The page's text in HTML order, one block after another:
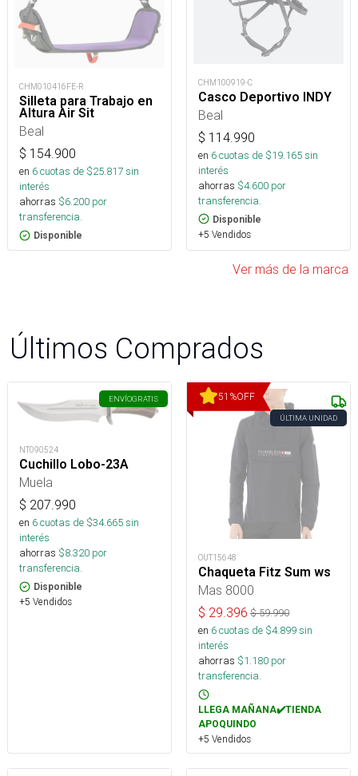
CHM010416FE-R
Silleta para Trabajo en
Altura Air Sit
Beal
$ 154.900
en 6cuotas de $25.817sin
interés
ahorras $6.200 por
transferencia.
Disponible
CHM100919-C
Casco Deportivo INDY
Beal
$ 114.990
en 6cuotas de $19.165sin
interés
ahorras $4.600 por
transferencia.
Disponible
+5 Vendidos
Ver más de la marca
Últimos Comprados
ENVÍOGRATIS
NT090524
Cuchillo Lobo-23A
Muela
$ 207.990
en 6cuotas de $34.665sin
interés
ahorras $8.320 por
transferencia.
Disponible
+5 Vendidos
51 %OFF
ÚLTIMA UNIDAD
OUT15648
Chaqueta Fitz Sum ws
Mas 8000
$ 29.396 $59.990
en 6cuotas de $4.899sin
interés
ahorras $1.180 por
transferencia.
LLEGA MAÑANA✔️TIENDA
APOQUINDO
+5 Vendidos